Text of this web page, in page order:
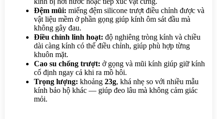
Đệm mũi: miếng đệm silicone trượt điều chỉnh được và
vật liệu mềm ở phần gọng giúp kính ôm sát đầu mà
không gây đau.
Điều chỉnh linh hoạt: độ nghiêng tròng kính và chiều
dài càng kính có thể điều chỉnh, giúp phù hợp từng
khuôn mặt.
Cao su chống trượt: ở gọng và mũi kính giúp giữ kính
cố định ngay cả khi ra mồ hôi.
Trọng lượng: khoảng 23g, khá nhẹ so với nhiều mẫu
kính bảo hộ khác — giúp đeo lâu mà không cảm giác
mỏi.